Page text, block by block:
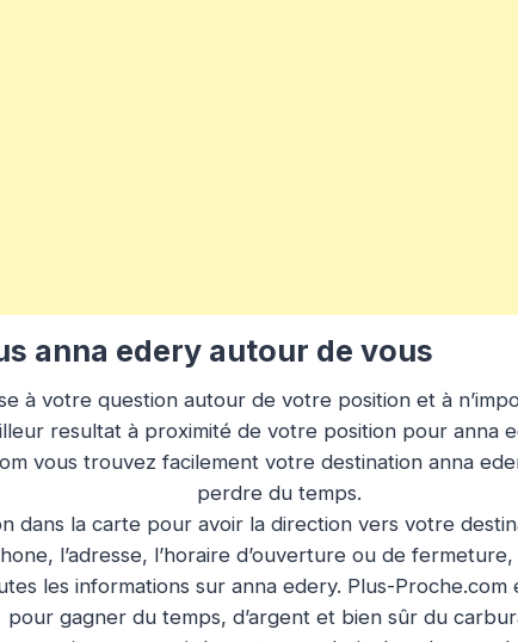
anna edery autour de vous
à votre question autour de votre position et à
resultat à proximité de votre position pour anna
vous trouvez facilement votre destination anna
perdre du temps.
dans la carte pour avoir la direction vers votre
l’adresse, l’horaire d’ouverture ou de
les informations sur anna edery. Plus-Proche.com
pour gagner du temps, d’argent et bien sûr du